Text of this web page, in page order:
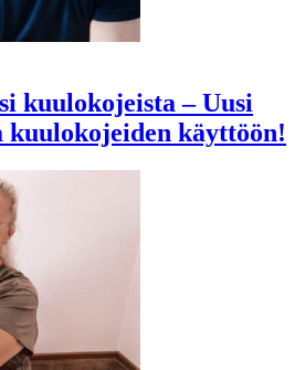
kuulokojeista – Uusi
kuulokojeiden käyttöön!